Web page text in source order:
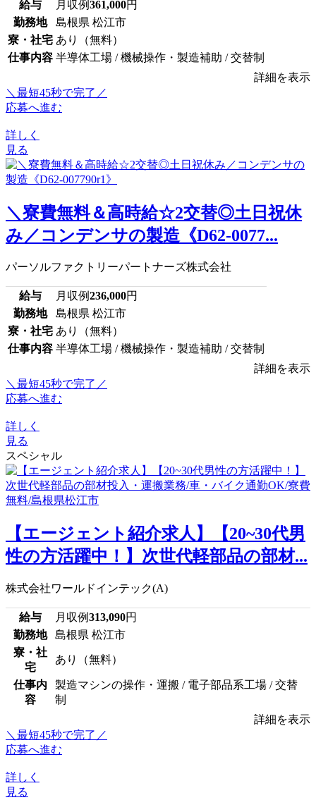
給与 月収例361,000円
勤務地
島根県 松江市
寮・社宅 あり（無料）
仕事内容 半導体工場 / 機械操作・製造補助 / 交替制
詳細を表示
＼最短45秒で完了／
応募へ進む
詳しく
見る
＼寮費無料＆高時給☆2交替◎土日祝休
み／コンデンサの製造《D62-0077...
パーソルファクトリーパートナーズ株式会社
給与 月収例236,000円
勤務地
島根県 松江市
寮・社宅 あり（無料）
仕事内容 半導体工場 / 機械操作・製造補助 / 交替制
詳細を表示
＼最短45秒で完了／
応募へ進む
詳しく
見る
スペシャル
【エージェント紹介求人】【20~30代男
性の方活躍中！】次世代軽部品の部材...
株式会社ワールドインテック(A)
給与 月収例313,090円
勤務地
島根県 松江市
寮・社
宅
あり（無料）
仕事内
容
製造マシンの操作・運搬 / 電子部品系工場 / 交替
制
詳細を表示
＼最短45秒で完了／
応募へ進む
詳しく
見る